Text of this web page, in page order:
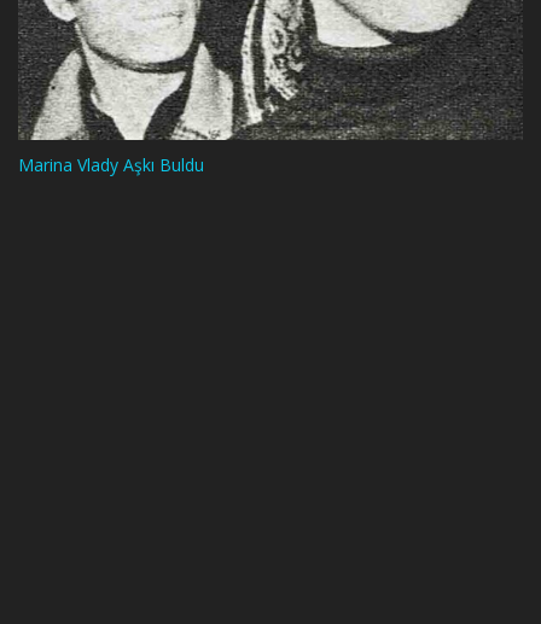
Marina Vlady Aşkı Buldu